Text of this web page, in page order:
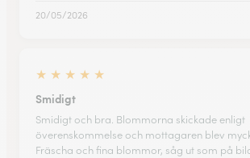
20/05/2026
★ ★ ★ ★ ★
Smidigt
Smidigt och bra. Blommorna skickade enligt
överenskommelse och mottagaren blev
Fräscha och fina blommor, såg ut som på